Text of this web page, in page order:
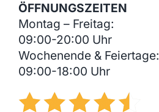
ÖFFNUNGSZEITEN
Montag – Freitag:
09:00-20:00 Uhr
Wochenende & Feiertage:
09:00-18:00 Uhr